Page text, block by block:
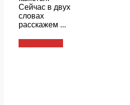
Сейчас в двух
словах
расскажем ...